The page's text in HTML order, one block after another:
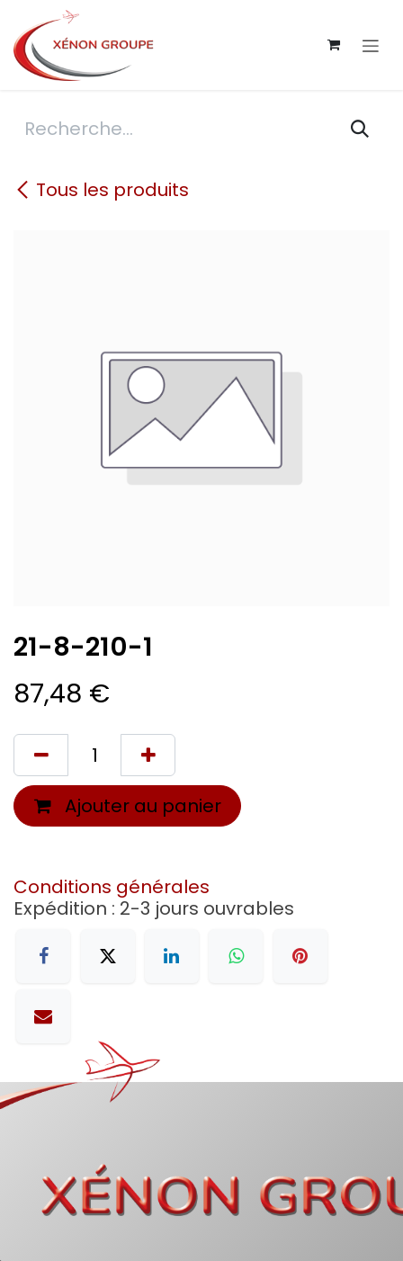
Se rendre au contenu
Tous les produits
21-8-210-1
87,48 €
Ajouter au panier
Conditions générales
Expédition : 2-3 jours ouvrables